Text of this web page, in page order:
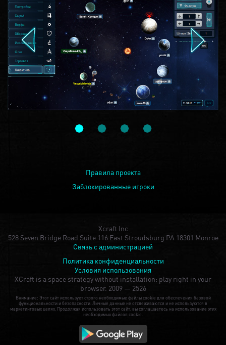
Правила проекта
Заблокированные игроки
Xcraft Inc
528 Seven Bridge Road Suite 116 East Stroudsburg PA 18301 Monroe
Связь с администрацией
Политика конфиденциальности
Условия использования
XCraft is a space strategy without installation: play right in your
browser. 2009 — 2526
Внимание: Этот сайт использует строго необходимые файлы cookie для обеспечения базовой
функциональности и безопасности. Личные данные не отслеживаются и не используются в
маркетинговых целях. Продолжая использовать этот сайт, вы соглашаетесь на использование этих
необходимых файлов cookie.